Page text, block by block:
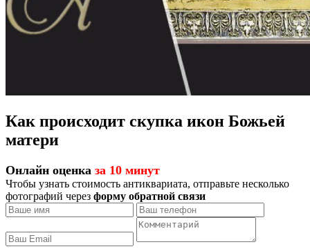
Как происходит скупка икон Божьей
матери
Онлайн оценка за 10 минут
Чтобы узнать стоимость антиквариата, отправьте несколько
фотографий через форму обратной связи